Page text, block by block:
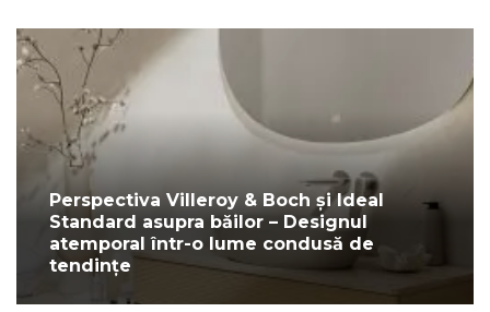
Perspectiva Villeroy & Boch și Ideal
Standard asupra băilor – Designul
atemporal într-o lume condusă de
tendințe